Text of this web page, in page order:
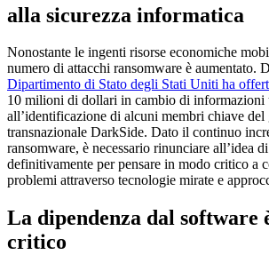
alla sicurezza informatica
Nonostante le ingenti risorse economiche
numero di attacchi ransomware è aumentato.
Dipartimento di Stato degli Stati Uniti ha
10 milioni di dollari in cambio di informazioni
all’identificazione di alcuni membri chiave
transnazionale DarkSide. Dato il continuo
ransomware, è necessario rinunciare all’idea
definitivamente per pensare in modo critico a
problemi attraverso tecnologie mirate e
La dipendenza dal software
critico